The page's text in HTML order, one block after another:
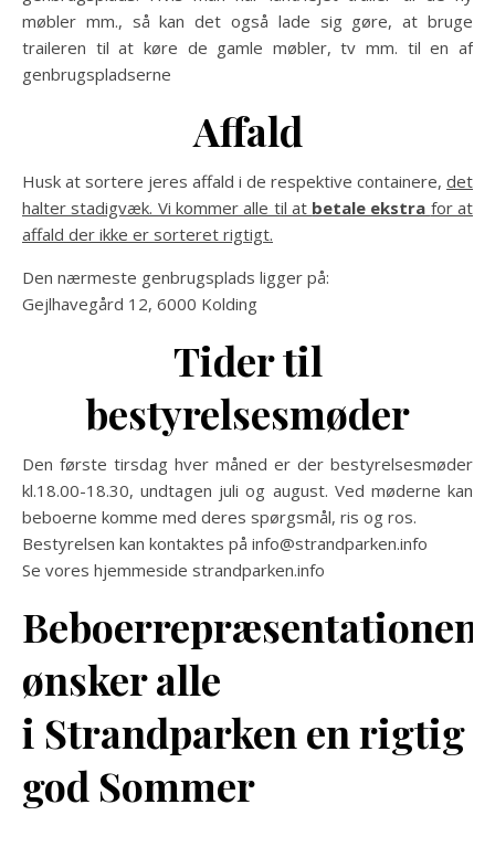
møbler mm., så kan det også lade sig gøre, at bruge
traileren til at køre de gamle møbler, tv mm. til en af
genbrugspladserne
Affald
Husk at sortere jeres affald i de respektive containere, det
halter stadigvæk. Vi kommer alle til at betale ekstra for at
affald der ikke er sorteret rigtigt.
Den nærmeste genbrugsplads ligger på:
Gejlhavegård 12, 6000 Kolding
Tider til
bestyrelsesmøder
Den første tirsdag hver måned er der bestyrelsesmøder
kl.18.00-18.30, undtagen juli og august. Ved møderne kan
beboerne komme med deres spørgsmål, ris og ros.
Bestyrelsen kan kontaktes på info@strandparken.info
Se vores hjemmeside strandparken.info
Beboerrepræsentationen
ønsker alle
i Strandparken en rigtig
god Sommer